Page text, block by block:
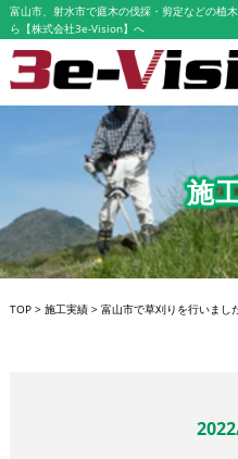
富山市、射水市で庭木の伐採・剪定などの植
ら【株式会社3e-Vision】へ
施
TOP> 施工実績> 富山市で草刈りを行いまし